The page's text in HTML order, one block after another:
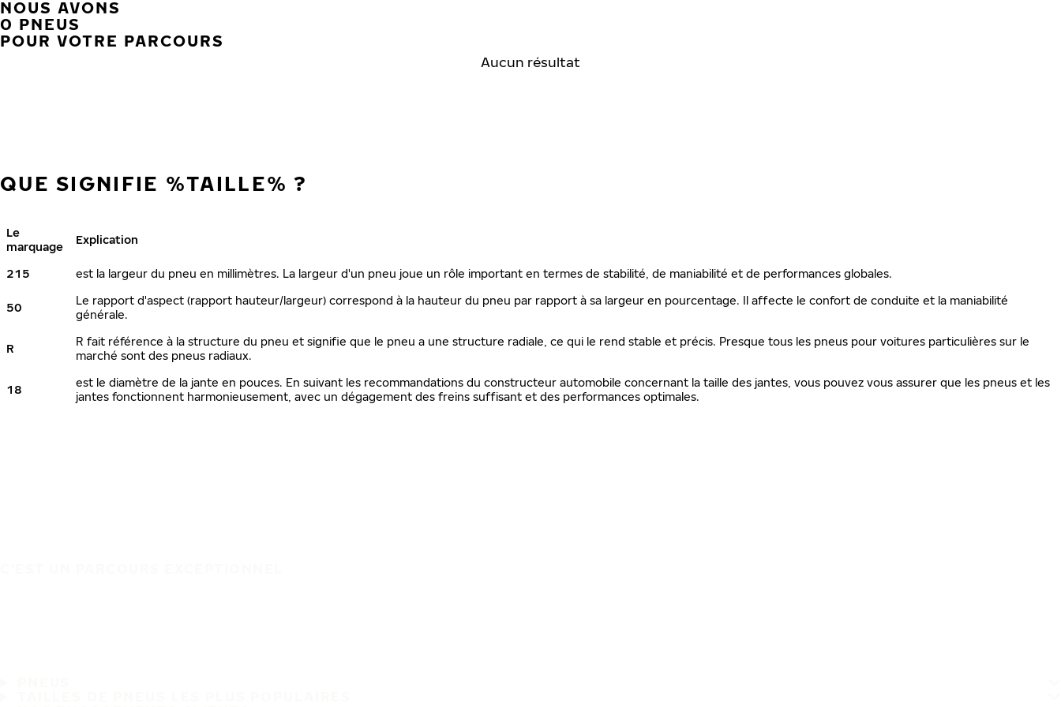
NOUS AVONS
0 PNEUS
POUR VOTRE PARCOURS
Aucun résultat
QUE SIGNIFIE %TAILLE% ?
Le
marquage
Explication
215 est la largeur du pneu en millimètres. La largeur d'un pneu joue un rôle important en termes de stabilité, de maniabilité et de performances globales.
50
Le rapport d'aspect (rapport hauteur/largeur) correspond à la hauteur du pneu par rapport à sa largeur en pourcentage. Il affecte le confort de conduite et la maniabilité
générale.
R
R fait référence à la structure du pneu et signifie que le pneu a une structure radiale, ce qui le rend stable et précis. Presque tous les pneus pour voitures particulières sur le
marché sont des pneus radiaux.
18
est le diamètre de la jante en pouces. En suivant les recommandations du constructeur automobile concernant la taille des jantes, vous pouvez vous assurer que les pneus et les
jantes fonctionnent harmonieusement, avec un dégagement des freins suffisant et des performances optimales.